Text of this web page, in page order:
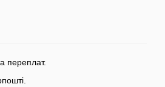
переплат.